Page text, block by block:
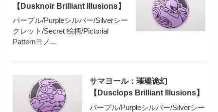
【Dusknoir Brilliant Illusions】
パープル/Purpleシルバー/Silverシー
クレット/Secret 絵柄/Pictorial
Patternヨノ...
サマヨール：璀璨诡幻
【Dusclops Brilliant Illusions】
パープル/Purpleシルバー/Silverシー